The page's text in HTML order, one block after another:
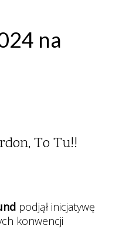
na
To Tu!!
podjął inicjatywę
konwencji